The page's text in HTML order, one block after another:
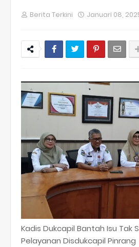
Berita Terkini Januari 08,
Kadis Dukcapil Bantah Isu Tak
Pelayanan Disdukcapil Pinrang